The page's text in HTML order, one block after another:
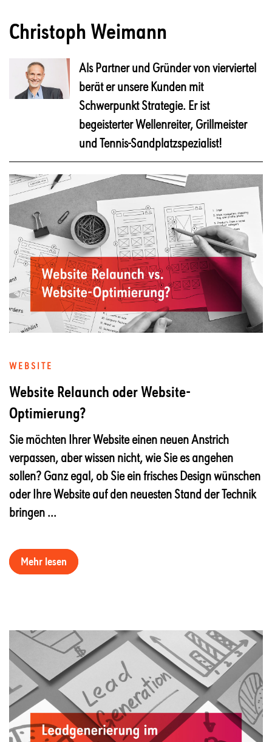
Christoph Weimann
Als Partner und Gründer von vierviertel
berät er unsere Kunden mit
Schwerpunkt Strategie. Er ist
begeisterter Wellenreiter, Grillmeister
und Tennis-Sandplatzspezialist!
WEBSITE
Website Relaunch oder Website-
Optimierung?
Sie möchten Ihrer Website einen neuen Anstrich
verpassen, aber wissen nicht, wie Sie es angehen
sollen? Ganz egal, ob Sie ein frisches Design wünschen
oder Ihre Website auf den neuesten Stand der Technik
bringen ...
Mehr lesen